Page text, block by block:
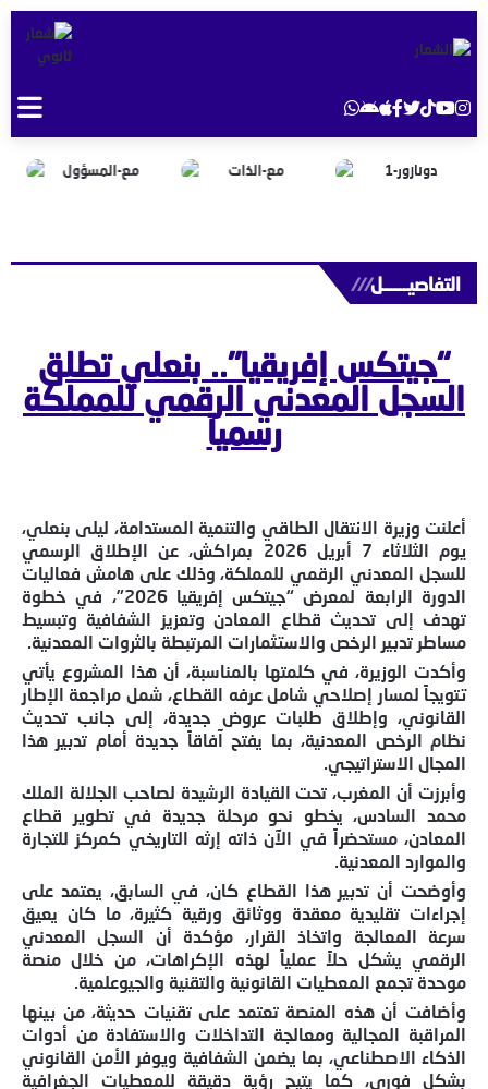
التفاصيــــــل///
“جيتكس إفريقيا”.. بنعلي تطلق
السجل المعدني الرقمي للمملكة
رسمياً
أعلنت وزيرة الانتقال الطاقي والتنمية المستدامة، ليلى بنعلي،
يوم الثلاثاء 7 أبريل 2026 بمراكش، عن الإطلاق الرسمي
للسجل المعدني الرقمي للمملكة، وذلك على هامش فعاليات
الدورة الرابعة لمعرض “جيتكس إفريقيا 2026”، في خطوة
تهدف إلى تحديث قطاع المعادن وتعزيز الشفافية وتبسيط
مساطر تدبير الرخص والاستثمارات المرتبطة بالثروات المعدنية.
وأكدت الوزيرة، في كلمتها بالمناسبة، أن هذا المشروع يأتي
تتويجاً لمسار إصلاحي شامل عرفه القطاع، شمل مراجعة الإطار
القانوني، وإطلاق طلبات عروض جديدة، إلى جانب تحديث
نظام الرخص المعدنية، بما يفتح آفاقاً جديدة أمام تدبير هذا
المجال الاستراتيجي.
وأبرزت أن المغرب، تحت القيادة الرشيدة لصاحب الجلالة الملك
محمد السادس، يخطو نحو مرحلة جديدة في تطوير قطاع
المعادن، مستحضراً في الآن ذاته إرثه التاريخي كمركز للتجارة
والموارد المعدنية.
وأوضحت أن تدبير هذا القطاع كان، في السابق، يعتمد على
إجراءات تقليدية معقدة ووثائق ورقية كثيرة، ما كان يعيق
سرعة المعالجة واتخاذ القرار، مؤكدة أن السجل المعدني
الرقمي يشكل حلاً عملياً لهذه الإكراهات، من خلال منصة
موحدة تجمع المعطيات القانونية والتقنية والجيوعلمية.
وأضافت أن هذه المنصة تعتمد على تقنيات حديثة، من بينها
المراقبة المجالية ومعالجة التداخلات والاستفادة من أدوات
الذكاء الاصطناعي، بما يضمن الشفافية ويوفر الأمن القانوني
بشكل فوري، كما يتيح رؤية دقيقة للمعطيات الجغرافية